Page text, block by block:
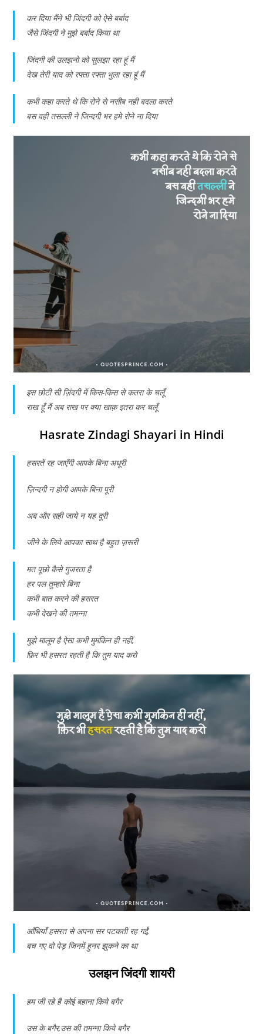
कर दिया मैंने भी जिंदगी को ऐसे बर्बाद
जैसे जिंदगी ने मुझे बर्बाद किया था
जिंदगी की उलझनो को सुलझा रहा हूं मैं
देख तेरी याद को रफ्ता रफ्ता भुला रहा हूं मैं
कभी ‎कहा करते थे कि रोने से नसीब नही बदला करते
बस वही तसल्ली ने जिन्दगी भर हमे रोने ना दिया
इस छोटी सी ज़िंदगी में किस-किस से कतरा के चलूँ
राख हूँ मैं अब राख पर क्या खाक़ इतरा कर चलूँ
Hasrate Zindagi Shayari in Hindi
हसरतें रह जाएँगी आपके बिना अधूरी
ज़िन्दगी न होगी आपके बिना पूरी
अब और सही जाये न यह दूरी
जीने के लिये आपका साथ है बहुत ज़रूरी
मत पूछो कैसे गुजरता है
हर पल तुम्हारे बिना
कभी बात करने की हसरत
कभी देखने की तमन्ना
मुझे मालूम है ऐसा कभी मुमकिन ही नहीं,
फ़िर भी हसरत रहती है कि तुम याद करो
आँधियाँ हसरत से अपना सर पटकती रह गईं,
बच गए वो पेड़ जिनमें हुनर झुकने का था
उलझन जिंदगी शायरी
हम जी रहे है कोई बहाना किये बगैर
उस के बगैर,उस की तमन्ना किये बगैर